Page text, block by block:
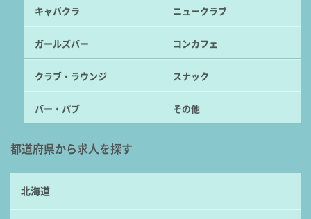
キャバクラ ニュークラブ
ガールズバー コンカフェ
クラブ・ラウンジ スナック
バー・パブ その他
都道府県から求人を探す
北海道